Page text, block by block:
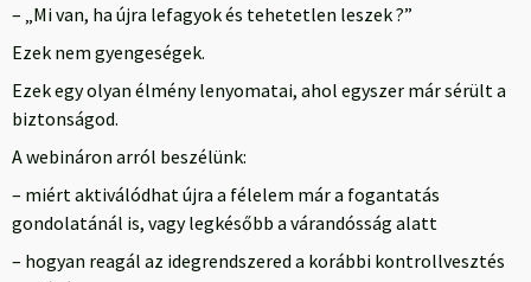
– „Mi van, ha újra lefagyok és tehetetlen leszek ?”
Ezek nem gyengeségek.
Ezek egy olyan élmény lenyomatai, ahol egyszer már sérült a
biztonságod.
A webináron arról beszélünk:
– miért aktiválódhat újra a félelem már a fogantatás
gondolatánál is, vagy legkésőbb a várandósság alatt
– hogyan reagál az idegrendszered a korábbi kontrollvesztés